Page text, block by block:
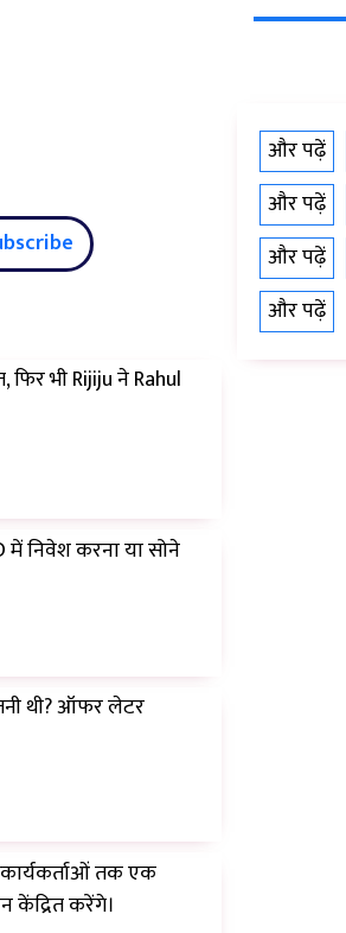
भी Rijiju ने Rahul
निवेश करना या सोने
थी? ऑफर लेटर
तक एक
केंद्रित करेंगे।
और पढ़ें
और पढ़ें
और पढ़ें
और पढ़ें